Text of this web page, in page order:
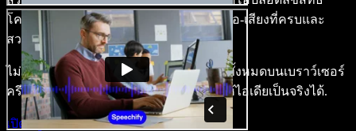
โคลนเสียงของคุณ เพื่อสร้างโปรเจกต์วิดีโอ-เสียงที่ครบและ
สวยงาม.
ไม่ต้องเรียนรู้อะไรซับซ้อน และใช้งานได้ทั้งหมดบนเบราว์เซอร์
ครีเอเตอร์หลุดพ้นข้อจำกัดเดิมๆ แล้วทำให้ไอเดียเป็นจริงได้.
เปิดสตูดิโอ